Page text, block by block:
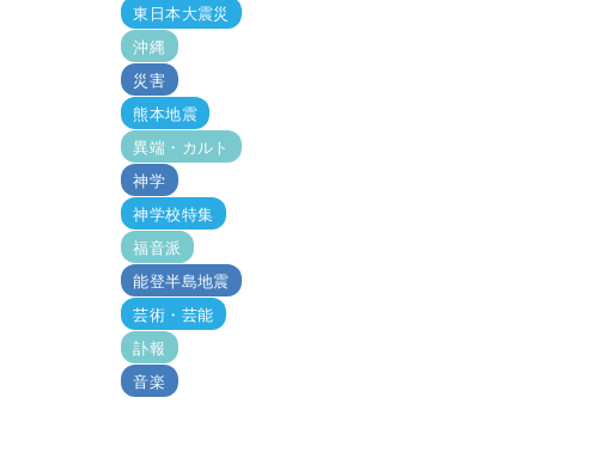
東日本大震災
沖縄
災害
熊本地震
異端・カルト
神学
神学校特集
福音派
能登半島地震
芸術・芸能
訃報
音楽